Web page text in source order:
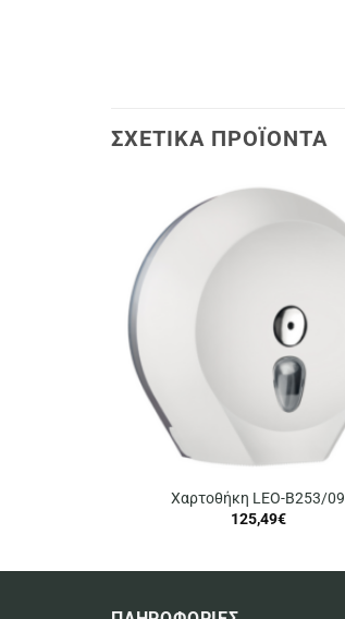
ΣΧΕΤΙΚΆ ΠΡΟΪΌΝΤΑ
Χαρτοθήκη LEO-B253/09
125,49€